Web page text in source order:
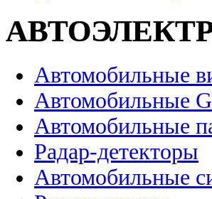
Автомобильные
Автомобильные
Автомобильные
Радар-детекторы
Автомобильные